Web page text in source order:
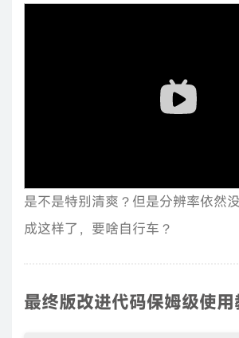
是不是特别清爽？但是分辨率依然
成这样了，要啥自行车？
最终版改进代码保姆级使用